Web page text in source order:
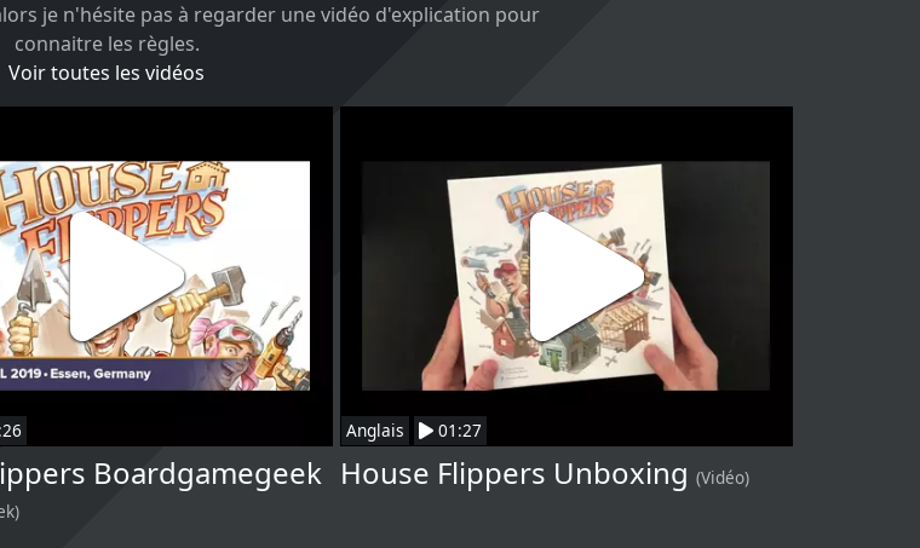
je n'hésite pas à regarder une vidéo d'explication pour
connaitre les règles.
Voir toutes les vidéos
Boardgamegeek
Anglais 01:27
House Flippers Unboxing (Vidéo)